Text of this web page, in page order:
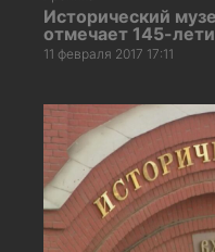
Исторический
отмечает 145-
11 февраля 2017 17:11